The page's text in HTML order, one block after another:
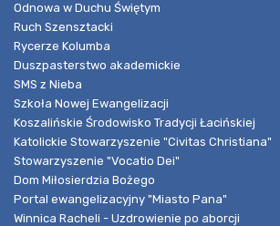
Odnowa w Duchu Świętym
Ruch Szensztacki
Rycerze Kolumba
Duszpasterstwo akademickie
SMS z Nieba
Szkoła Nowej Ewangelizacji
Koszalińskie Środowisko Tradycji Łacińskiej
Katolickie Stowarzyszenie "Civitas Christiana"
Stowarzyszenie "Vocatio Dei"
Dom Miłosierdzia Bożego
Portal ewangelizacyjny "Miasto Pana"
Winnica Racheli - Uzdrowienie po aborcji